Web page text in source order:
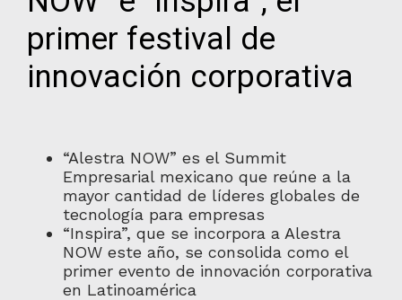
primer festival de
innovación corporativa
“Alestra NOW” es el Summit
Empresarial mexicano que reúne a la
mayor cantidad de líderes globales de
tecnología para empresas
“Inspira”, que se incorpora a Alestra
NOW este año, se consolida como el
primer evento de innovación corporativa
en Latinoamérica